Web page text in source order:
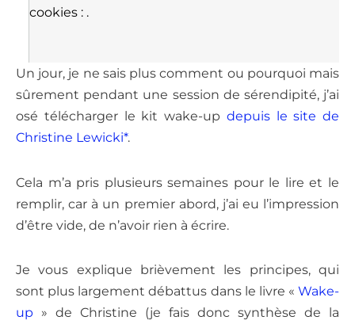
cookies : .
Un jour, je ne sais plus comment ou pourquoi mais
sûrement pendant une session de sérendipité, j’ai
osé télécharger le kit wake-up depuis le site de
Christine Lewicki*.
Cela m’a pris plusieurs semaines pour le lire et le
remplir, car à un premier abord, j’ai eu l’impression
d’être vide, de n’avoir rien à écrire.
Je vous explique brièvement les principes, qui
sont plus largement débattus dans le livre « Wake-
up » de Christine (je fais donc synthèse de la